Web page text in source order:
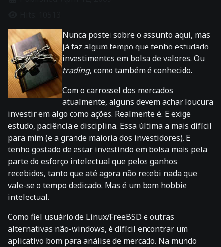
Nunca postei sobre o assunto aqui, mas
já faz algum tempo que tenho estudado
investimentos em bolsa de valores. Ou
trading, como também é conhecido.
Com o carrossel dos mercados
atualmente, alguns devem achar loucura
investir em algo como ações. Realmente é. E exige
estudo, paciência e disciplina. Essa última a mais difícil
para mim (e a grande maioria dos investidores). E
tenho gostado de estar investindo em bolsa mais pela
parte do esforço intelectual que pelos ganhos
recebidos, tanto que até agora não recebi nada que
vale-se o tempo dedicado. Mas é um bom hobbie
intelectual.
Como fiel usuário de Linux/FreeBSD e outras
alternativas não-windows, é difícil encontrar um
aplicativo bom para análise de mercado. Na mundo